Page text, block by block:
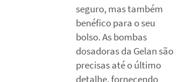
seguro, mas também
benéfico para o seu
bolso. As bombas
dosadoras da Gelan são
precisas até o último
detalhe, fornecendo